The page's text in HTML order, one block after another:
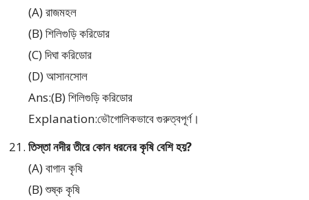
(A) রাজমহল
(B) শিলিগুড়ি করিডোর
(C) দিঘা করিডোর
(D) আসানসোল
Ans:(B) শিলিগুড়ি করিডোর
Explanation:ভৌগোলিকভাবে গুরুত্বপূর্ণ।
তিস্তা নদীর তীরে কোন ধরনের কৃষি বেশি হয়?
(A) বাগান কৃষি
(B) শুষ্ক কৃষি